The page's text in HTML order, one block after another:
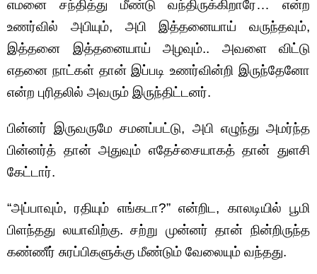
எமனை சந்தித்து மீண்டு வந்திருக்கிறாரே… என்ற
உணர்வில் அபியும், அபி இத்தனையாய் வருந்தவும்,
இத்தனை இத்தனையாய் அழவும்.. அவளை விட்டு
எதனை நாட்கள் தான் இப்படி உணர்வின்றி இருந்தேனோ
என்ற புரிதலில் அவரும் இருந்திட்டனர்.
பின்னர் இருவருமே சமனப்பட்டு, அபி எழுந்து அமர்ந்த
பின்னர்த் தான் அதுவும் எதேச்சையாகத் தான் துளசி
கேட்டார்.
“அப்பாவும், ரதியும் எங்கடா?” என்றிட, காலடியில் பூமி
பிளந்தது லயாவிற்கு. சற்று முன்னர் தான் நின்றிருந்த
கண்ணீர் சுரப்பிகளுக்கு மீண்டும் வேலையும் வந்தது.